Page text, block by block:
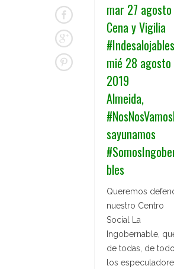
mar 27 agosto
Cena y Vigilia
#Indesalojables
mié 28 agosto
2019
Almeida,
sayunamos
bles
Queremos
nuestro Centro
Social La
Ingobernable,
de todas, de
los